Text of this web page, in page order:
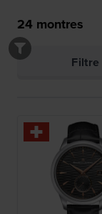
24 montres
Filtre